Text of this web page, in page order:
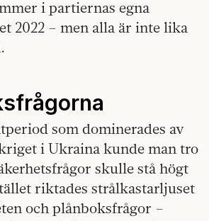
i partiernas egna
2022 – men alla är inte lika
som dominerades av
i Ukraina kunde man tro
skulle stå högt
riktades strålkastarljuset
och plånboksfrågor –